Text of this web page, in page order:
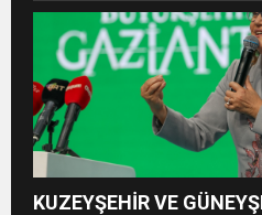
KUZEYŞEHİR VE